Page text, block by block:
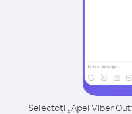
Selectați „Apel Viber